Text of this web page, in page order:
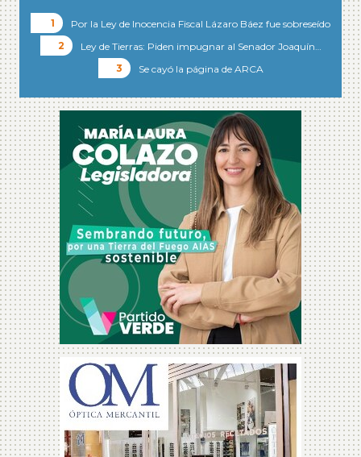
Por la Ley de Inocencia Fiscal Lázaro Báez fue sobreseído
Ley de Tierras: Piden impugnar al Senador Joaquín…
Se cayó la página de ARCA